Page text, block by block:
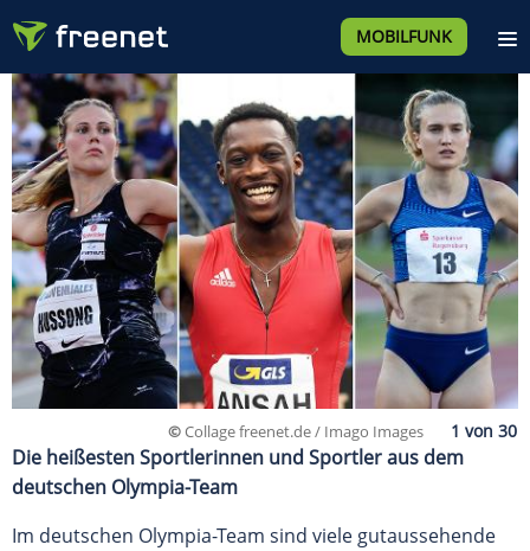
MOBILFUNK
©Collage freenet.de / Imago Images
Die heißesten Sportlerinnen und Sportler aus dem
deutschen Olympia-Team
Im deutschen Olympia-Team sind viele gutaussehende